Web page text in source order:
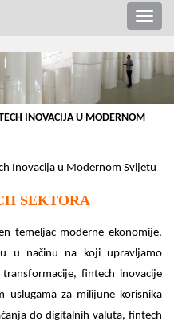
Toggle
INOVACIJA U MODERNOM
Inovacija u Modernom Svijetu
SEKTORA
temeljac moderne ekonomije,
u načinu na koji upravljamo
fintech inovacije
uslugama za milijune korisnika
do digitalnih valuta, fintech